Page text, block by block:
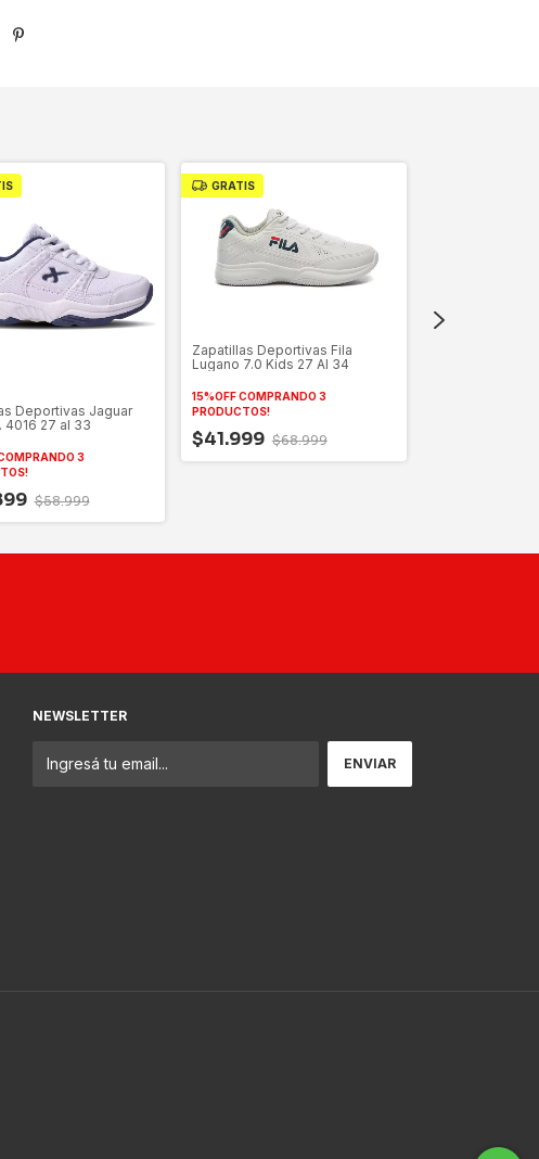
Deportivas Jaguar
4016 27 al 33
3
$58.999
GRATIS
Zapatillas Deportivas Fila
Lugano 7.0 Kids 27 Al 34
15%OFF COMPRANDO 3
PRODUCTOS!
$41.999 $68.999
NEWSLETTER